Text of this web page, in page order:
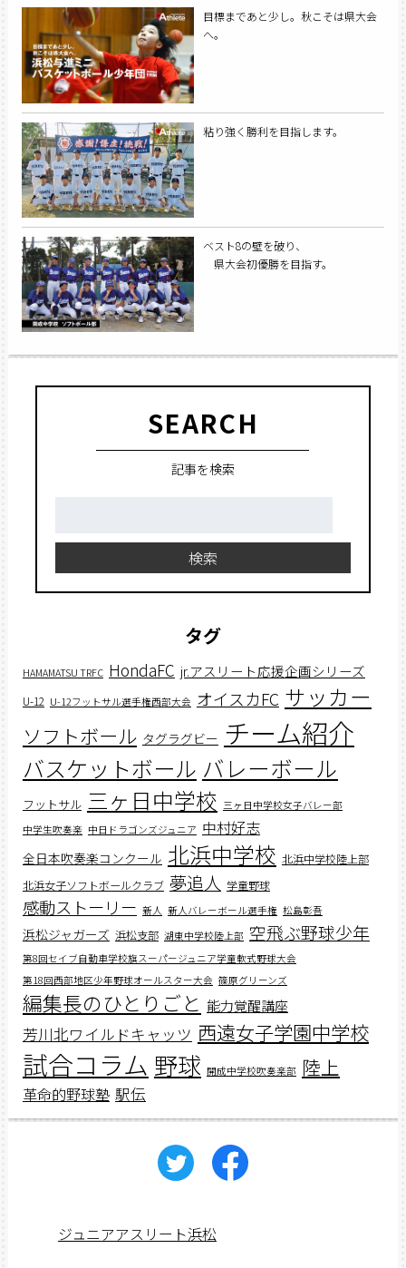
目標まであと少し。秋こそは県大会
へ。
粘り強く勝利を目指します。
ベスト8の壁を破り、
県大会初優勝を目指す。
SEARCH
記事を検索
検索
タグ
HAMAMATSU TRFC HondaFC jr.アスリート応援企画シリーズ
U-12 U-12フットサル選手権西部大会 オイスカFC サッカー
ソフトボール タグラグビー チーム紹介
バスケットボール バレーボール
フットサル 三ヶ日中学校 三ヶ日中学校女子バレー部
中学生吹奏楽 中日ドラゴンズジュニア 中村好志
全日本吹奏楽コンクール 北浜中学校 北浜中学校陸上部
北浜女子ソフトボールクラブ 夢追人 学童野球
感動ストーリー 新人 新人バレーボール選手権 松島彰吾
浜松ジャガーズ 浜松支部 湖東中学校陸上部 空飛ぶ野球少年
第8回セイブ自動車学校旗スーパージュニア学童軟式野球大会
第18回西部地区少年野球オールスター大会 篠原グリーンズ
編集長のひとりごと 能力覚醒講座
芳川北ワイルドキャッツ 西遠女子学園中学校
試合コラム 野球 開成中学校吹奏楽部 陸上
革命的野球塾 駅伝
ジュニアアスリート浜松